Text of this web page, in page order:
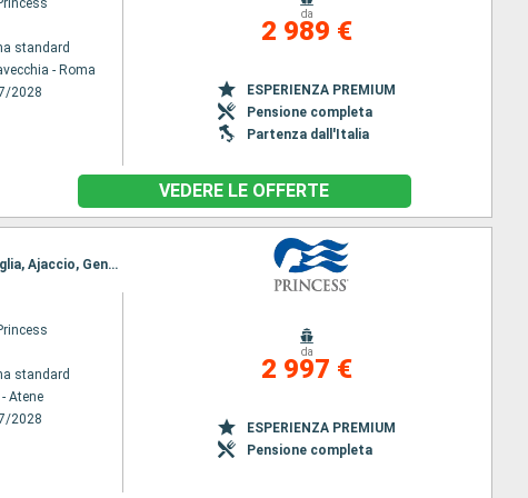
standard
- Roma
2028
da
2 989 €
ESPERIENZA PREMIUM
Pensione completa
Partenza dall'Italia
VEDERE LE OFFERTE
Itinerario : Pireo - Atene, Heraklion, Bar, Corfu, Messina, Barcellona, Palma di Maiorca, Marsiglia, Ajaccio, Genova, La Spezia, Civitavecchia - Roma, Napoli, Palermo, Chania, Kusadasi, Mykonos, Pireo - Atene
standard
- Atene
2028
da
2 997 €
ESPERIENZA PREMIUM
Pensione completa